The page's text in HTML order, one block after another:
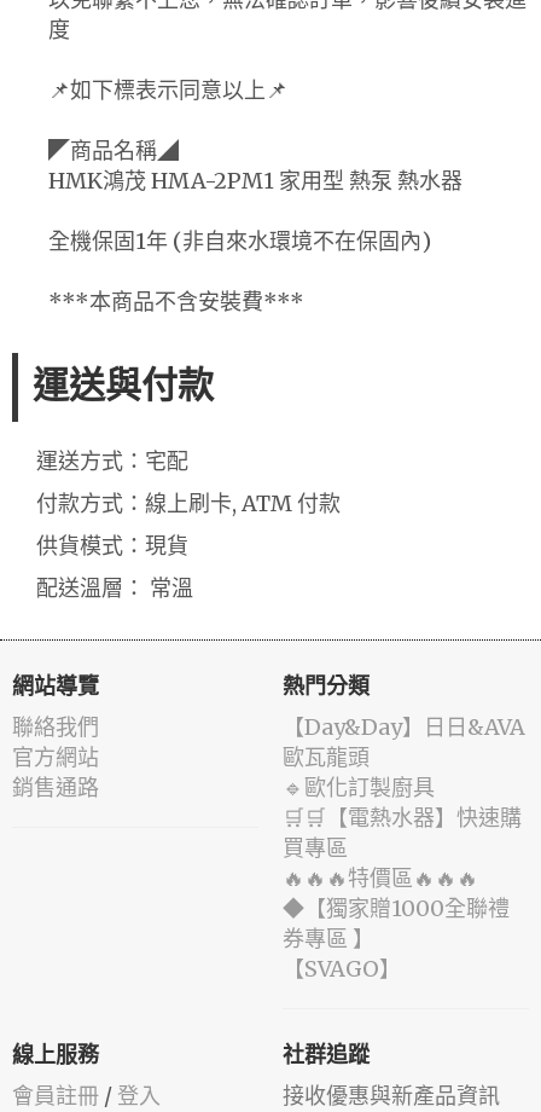
度
📌如下標表示同意以上📌
◤商品名稱◢
HMK鴻茂 HMA-2PM1 家用型 熱泵 熱水器
全機保固1年 (非自來水環境不在保固內)
***本商品不含安裝費***
運送與付款
運送方式：宅配
付款方式：線上刷卡, ATM 付款
供貨模式：現貨
配送溫層： 常溫
網站導覽
聯絡我們
官方網站
銷售通路
熱門分類
️【Day&Day】️日日&AVA
歐瓦龍頭
🔹歐化訂製廚具
🛒🛒【電熱水器】快速購
買專區
🔥🔥🔥特價區🔥🔥🔥
◆【獨家贈1000全聯禮
券專區 】
️【SVAGO】️
線上服務
會員註冊 / 登入
社群追蹤
接收優惠與新產品資訊